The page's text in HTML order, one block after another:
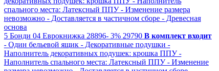
спального места: Латексный ППУ - Изменение размера
невозможно - Доставляется в частичном сборе - Древесная
основа
5 Бонди 04 Еврокнижка 28896- 3% 29790 В комплект входит
- Один бельевой ящик - Декоративные подушки -
Наполнитель декоративных подушек: крошка ППУ -
Наполнитель спального места: Латексный ППУ - Изменение